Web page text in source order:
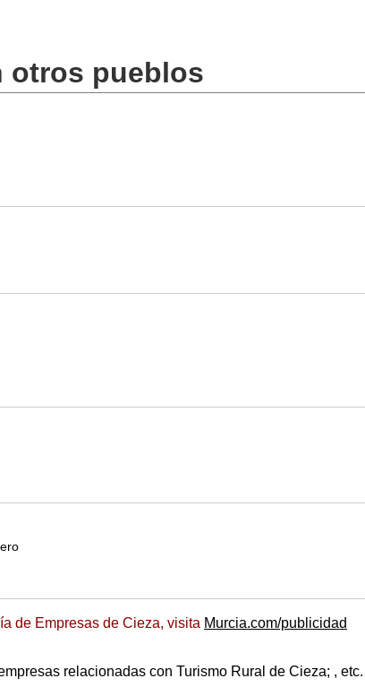
otros pueblos
de Empresas de Cieza, visita Murcia.com/publicidad
relacionadas con Turismo Rural de Cieza; , etc.